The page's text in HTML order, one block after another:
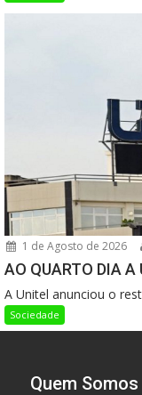
1 de Agosto de 2026
AO QUARTO DIA A
A Unitel anunciou o
Sociedade
Quem Somos